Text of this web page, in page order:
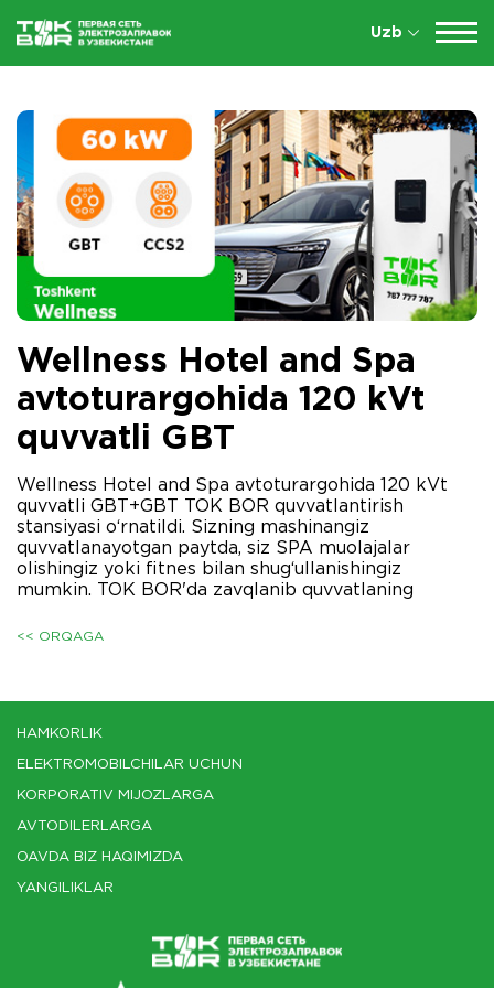
Uzb
Wellness Hotel and Spa
avtoturargohida 120 kVt
quvvatli GBT
Wellness Hotel and Spa avtoturargohida 120 kVt
quvvatli GBT+GBT TOK BOR quvvatlantirish
stansiyasi o‘rnatildi. Sizning mashinangiz
quvvatlanayotgan paytda, siz SPA muolajalar
olishingiz yoki fitnes bilan shug‘ullanishingiz
mumkin. TOK BOR'da zavqlanib quvvatlaning
<< ORQAGA
HAMKORLIK
ELEKTROMOBILCHILAR UCHUN
KORPORATIV MIJOZLARGA
AVTODILERLARGA
OAVDA BIZ HAQIMIZDA
YANGILIKLAR